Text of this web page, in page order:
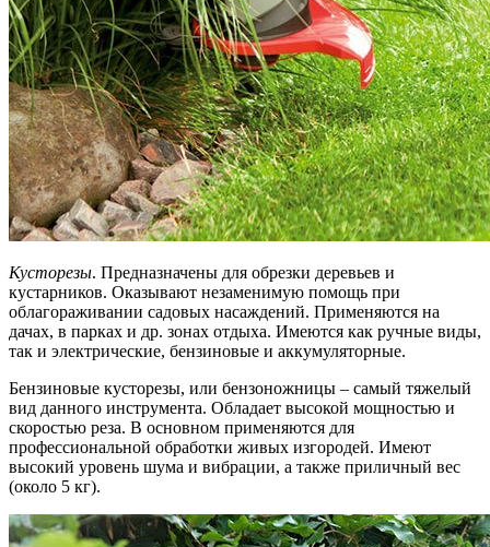
Кусторезы. Предназначены для обрезки деревьев и
кустарников. Оказывают незаменимую помощь при
облагораживании садовых насаждений. Применяются на
дачах, в парках и др. зонах отдыха. Имеются как ручные виды,
так и электрические, бензиновые и аккумуляторные.
Бензиновые кусторезы, или бензоножницы – самый тяжелый
вид данного инструмента. Обладает высокой мощностью и
скоростью реза. В основном применяются для
профессиональной обработки живых изгородей. Имеют
высокий уровень шума и вибрации, а также приличный вес
(около 5 кг).